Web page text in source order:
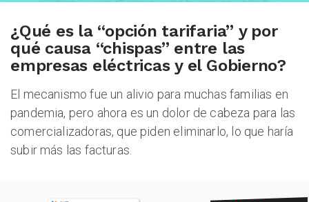
¿Qué es la “opción tarifaria” y por
qué causa “chispas” entre las
empresas eléctricas y el Gobierno?
El mecanismo fue un alivio para muchas familias en
pandemia, pero ahora es un dolor de cabeza para las
comercializadoras, que piden eliminarlo, lo que haría
subir más las facturas.